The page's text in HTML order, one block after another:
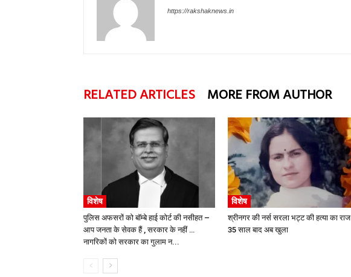
https://rakshaknews.in
RELATED ARTICLES MORE FROM AUTHOR
विशेष
पुलिस अफसरों को बॉम्बे हाई कोर्ट की नसीहत –
आप जनता के सेवक हैं , सरकार के नहीं …
नागरिकों को सरकार का गुलाम न...
विशेष
श्रीनगर की नर्स सरला भट्ट की हत्या का राज
35 साल बाद अब खुला